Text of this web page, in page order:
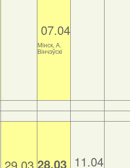
07.04
Мінск, А.
Вінчэўскі
28.03 11.04